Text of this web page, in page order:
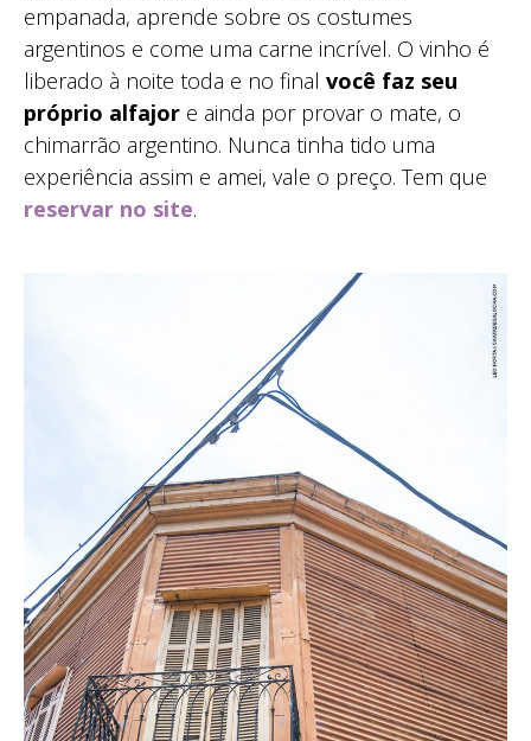
empanada, aprende sobre os costumes
argentinos e come uma carne incrível. O vinho é
liberado à noite toda e no final você faz seu
próprio alfajor e ainda por provar o mate, o
chimarrão argentino. Nunca tinha tido uma
experiência assim e amei, vale o preço. Tem que
reservar no site.